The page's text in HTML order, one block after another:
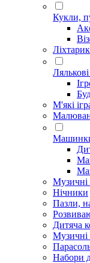
Кукли,
М'які
Музичні
Нічники
Пазли,
Дитяча
Музичні
Набори